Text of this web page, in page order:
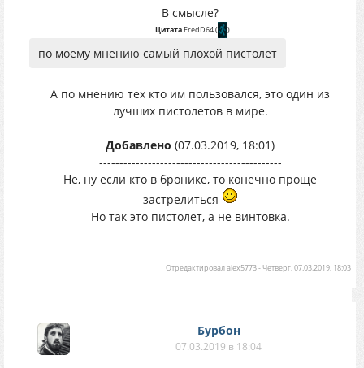
В смысле?
ЦитатаFredD64( )
по моему мнению самый плохой пистолет
А по мнению тех кто им пользовался, это один из
лучших пистолетов в мире.
Добавлено (07.03.2019, 18:01)
---------------------------------------------
Не, ну если кто в бронике, то конечно проще
застрелиться
Но так это пистолет, а не винтовка.
Отредактировалalex5773-Четверг, 07.03.2019, 18:03
Бурбон
07.03.2019 в 18:04